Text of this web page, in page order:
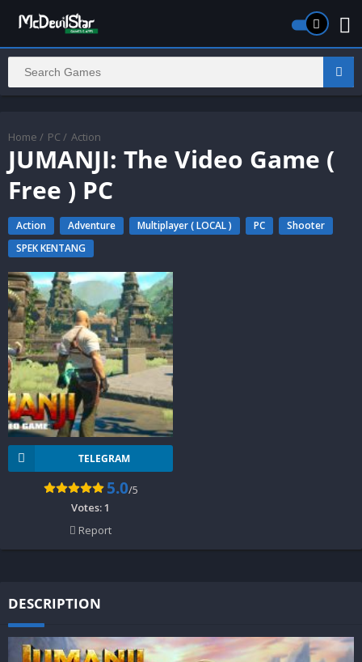
Home / PC / Action
JUMANJI: The Video Game (
Free ) PC
Action Adventure Multiplayer ( LOCAL ) PC
Shooter
SPEK KENTANG
TELEGRAM
5.0/5
Votes:1
Report
DESCRIPTION